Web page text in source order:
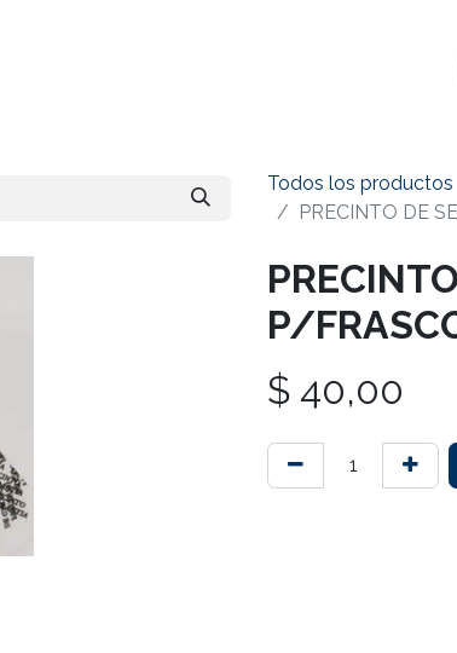
Todos los productos
PRECINTO DE
P/
$ 40,00